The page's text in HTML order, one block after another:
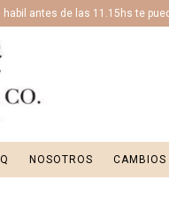
antes de las 11.15hs te
NOSOTROS CAMBIOS